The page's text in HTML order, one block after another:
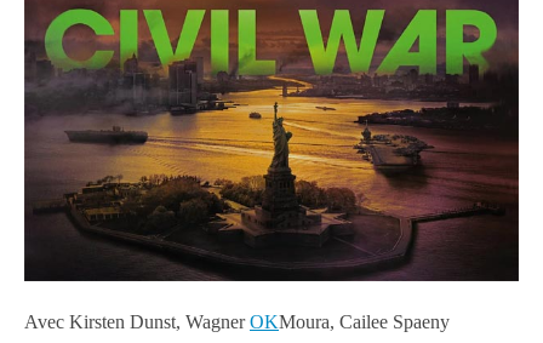
Avec Kirsten Dunst, WagnerOKMoura, Cailee Spaeny